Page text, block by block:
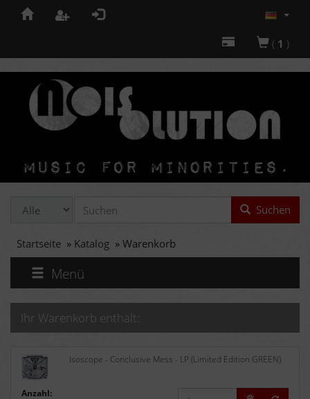
( 1 )
Suchen
Startseite » Katalog » Warenkorb
Menü
Ihr Warenkorb enthält:
Isoscope - Conclusive Mess - LP (Limited Edition GREEN)
Anzahl: